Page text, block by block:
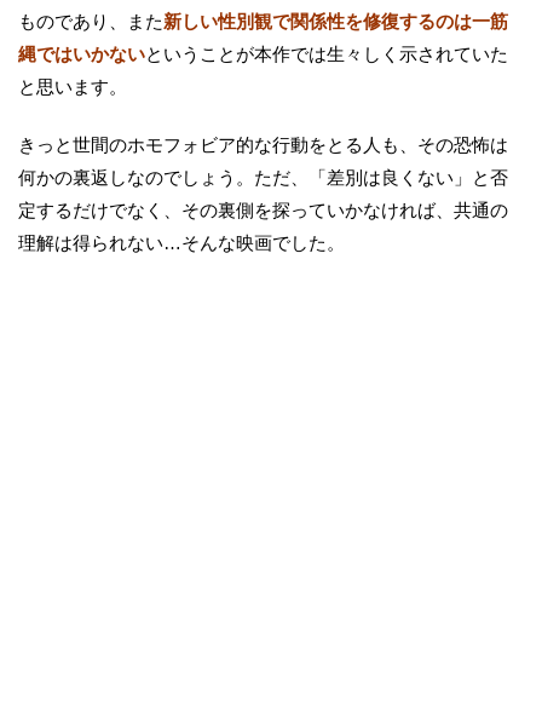
ものであり、また新しい性別観で関係性を修復するのは一筋
縄ではいかないということが本作では生々しく示されていた
と思います。
きっと世間のホモフォビア的な行動をとる人も、その恐怖は
何かの裏返しなのでしょう。ただ、「差別は良くない」と否
定するだけでなく、その裏側を探っていかなければ、共通の
理解は得られない…そんな映画でした。